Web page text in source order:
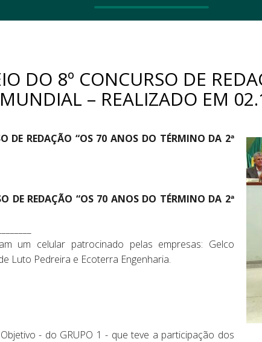
DO 8º CONCURSO DE
– REALIZADO EM
DE REDAÇÃO “OS 70 ANOS DO TÉRMINO DA 2ª
DE REDAÇÃO “OS 70 ANOS DO TÉRMINO DA 2ª
um celular patrocinado pelas empresas: Gelco
Luto Pedreira e Ecoterra Engenharia.
- do GRUPO 1 - que teve a participação dos